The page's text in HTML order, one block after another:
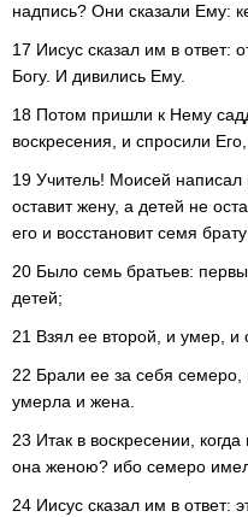
надпись? Они сказали Ему:
17 Иисус сказал им в ответ:
Богу. И дивились Ему.
18 Потом пришли к Нему
воскресения, и спросили
19 Учитель! Моисей написал
оставит жену, а детей не
его и восстановит семя
20 Было семь братьев:
детей;
21 Взял ее второй, и умер, и
22 Брали ее за себя семеро,
умерла и жена.
23 Итак в воскресении, когда
она женою? ибо семеро
24 Иисус сказал им в ответ: